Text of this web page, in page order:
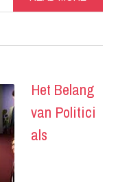
Het Belang
van Politici
als